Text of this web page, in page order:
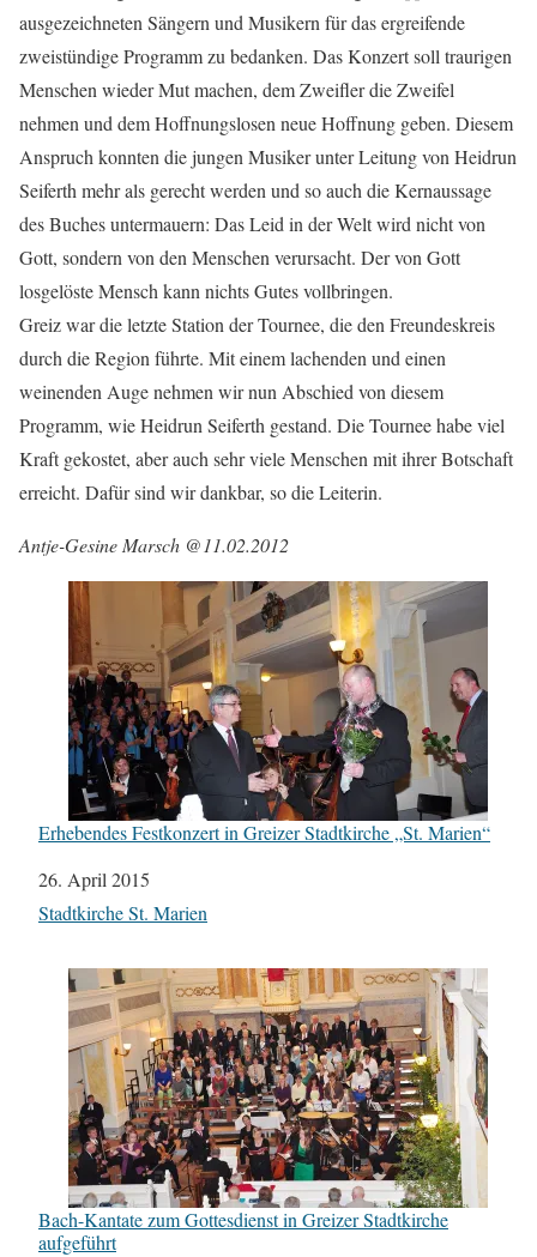
ausgezeichneten Sängern und Musikern für das ergreifende
zweistündige Programm zu bedanken. Das Konzert soll traurigen
Menschen wieder Mut machen, dem Zweifler die Zweifel
nehmen und dem Hoffnungslosen neue Hoffnung geben. Diesem
Anspruch konnten die jungen Musiker unter Leitung von Heidrun
Seiferth mehr als gerecht werden und so auch die Kernaussage
des Buches untermauern: Das Leid in der Welt wird nicht von
Gott, sondern von den Menschen verursacht. Der von Gott
losgelöste Mensch kann nichts Gutes vollbringen.
Greiz war die letzte Station der Tournee, die den Freundeskreis
durch die Region führte. Mit einem lachenden und einen
weinenden Auge nehmen wir nun Abschied von diesem
Programm, wie Heidrun Seiferth gestand. Die Tournee habe viel
Kraft gekostet, aber auch sehr viele Menschen mit ihrer Botschaft
erreicht. Dafür sind wir dankbar, so die Leiterin.
Antje-Gesine Marsch @11.02.2012
Erhebendes Festkonzert in Greizer Stadtkirche „St. Marien“
Datum
26. April 2015
In Bezug auf
Stadtkirche St. Marien
Bach-Kantate zum Gottesdienst in Greizer Stadtkirche
aufgeführt